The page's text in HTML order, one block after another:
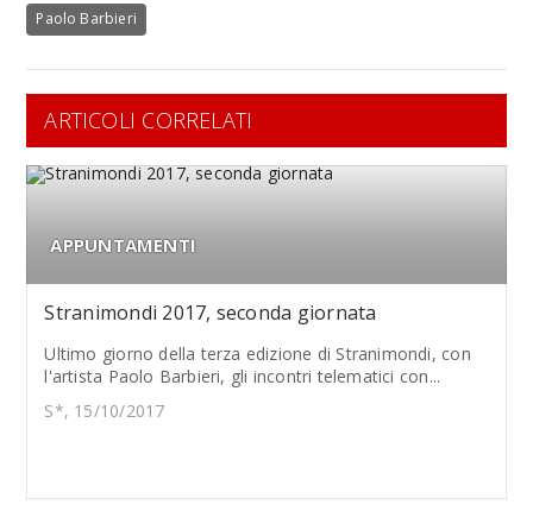
Paolo Barbieri
ARTICOLI CORRELATI
APPUNTAMENTI
Stranimondi 2017, seconda giornata
Ultimo giorno della terza edizione di Stranimondi, con
l'artista Paolo Barbieri, gli incontri telematici con...
S*, 15/10/2017